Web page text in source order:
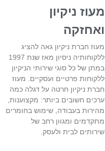
מעוז ניקיון
ואחזקה
מעוז חברת ניקיון גאה להציג
ללקוחותיה ניסיון מאז שנת 1997
במתן של כל סוגי שירותי הניקיון
ללקוחות פרטיים ועסקיים. מעוז
חברת ניקיון חרטה על דגלה כמה
ערכים חשובים ביותר: מקצוענות,
מהירות בעבודה, שימוש בחומרים
מתקדמים ומגוון רחב של
שירותים לבית ולעסק.